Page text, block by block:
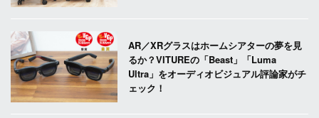
AR／XRグラスはホームシアターの夢を見
るか？VITUREの「Beast」「Luma
Ultra」をオーディオビジュアル評論家がチ
ェック！